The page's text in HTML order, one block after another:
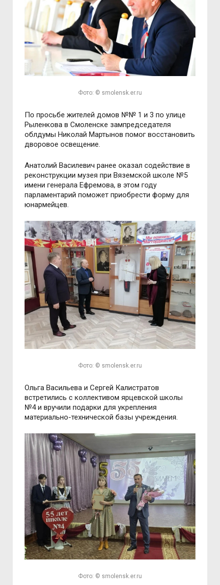
Фото: © smolensk.er.ru
По просьбе жителей домов №№ 1 и 3 по улице
Рыленкова в Смоленске зампредседателя
облдумы Николай Мартынов помог восстановить
дворовое освещение.
Анатолий Василевич ранее оказал содействие в
реконструкции музея при Вяземской школе №5
имени генерала Ефремова, в этом году
парламентарий поможет приобрести форму для
юнармейцев.
Фото: © smolensk.er.ru
Ольга Васильева и Сергей Калистратов
встретились с коллективом ярцевской школы
№4 и вручили подарки для укрепления
материально-технической базы учреждения.
Фото: © smolensk.er.ru